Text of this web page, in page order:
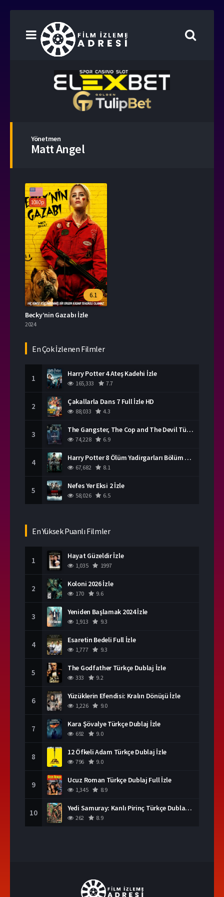
Yönetmen
Matt Angel
1080p
6.1
Becky’nin Gazabı İzle
2024
En Çok İzlenen Filmler
1 Harry Potter 4 Ateş Kadehi İzle
165,333 7.7
2 Çakallarla Dans 7 Full İzle HD
88,033 4.3
3 The Gangster, The Cop and The Devil Türkçe Dublaj İzle
74,228 6.9
4 Harry Potter 8 Ölüm Yadirgarları Bölüm 2 İzle
67,682 8.1
5 Nefes Yer Eksi 2 İzle
58,026 6.5
En Yüksek Puanlı Filmler
1 Hayat Güzeldir İzle
1,035 1997
2 Koloni 2026 İzle
170 9.6
3 Yeniden Başlamak 2024 İzle
1,913 9.3
4 Esaretin Bedeli Full İzle
1,777 9.3
5 The Godfather Türkçe Dublaj İzle
333 9.2
6 Yüzüklerin Efendisi: Kralın Dönüşü İzle
1,226 9.0
7 Kara Şövalye Türkçe Dublaj İzle
692 9.0
8 12 Öfkeli Adam Türkçe Dublaj İzle
796 9.0
9 Ucuz Roman Türkçe Dublaj Full İzle
1,345 8.9
10 Yedi Samuray: Kanlı Pirinç Türkçe Dublaj İzle
262 8.9